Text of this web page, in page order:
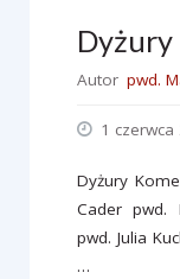
Dyżury
Autor pwd.
1 czerwca
Dyżury
Cader pwd.
pwd. Julia
…